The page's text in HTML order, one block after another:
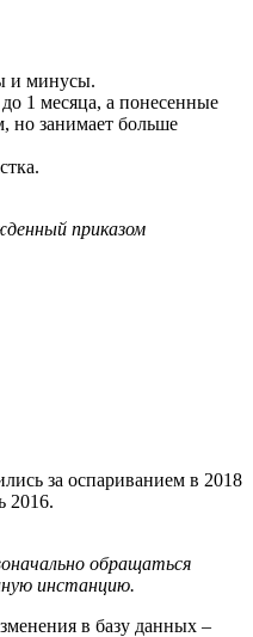
и минусы.
1 месяца, а понесенные
но занимает больше
приказом
за оспариванием в 2018
2016.
обращаться
инстанцию.
в базу данных –